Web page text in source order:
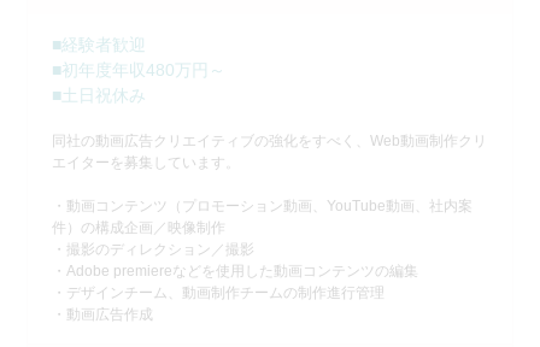
■経験者歓迎
■初年度年収480万円～
■土日祝休み
同社の動画広告クリエイティブの強化をすべく、Web動画制作クリ
エイターを募集しています。
・動画コンテンツ（プロモーション動画、YouTube動画、社内案
件）の構成企画／映像制作
・撮影のディレクション／撮影
・Adobe premiereなどを使用した動画コンテンツの編集
・デザインチーム、動画制作チームの制作進行管理
・動画広告作成